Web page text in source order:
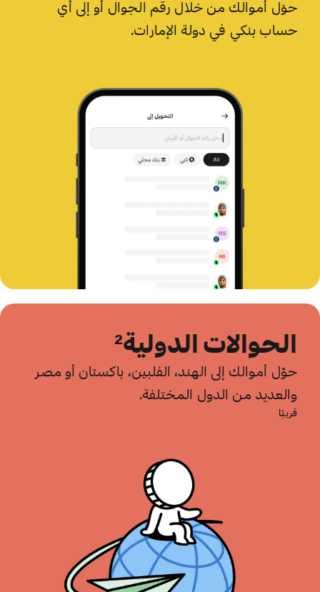
حوّل أموالك من خلال رقم الجوال أو إلى أي
حساب بنكي في دولة الإمارات.
الحوالات الدولية²
حوِّل أموالك إلى الهند، الفلبين، باكستان أو مصر
والعديد من الدول المختلفة.
قريبًا